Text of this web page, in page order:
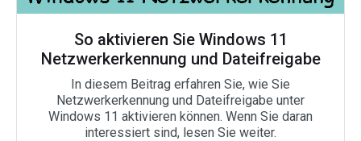
So aktivieren Sie Windows 11
Netzwerkerkennung und Dateifreigabe
In diesem Beitrag erfahren Sie, wie Sie
Netzwerkerkennung und Dateifreigabe unter
Windows 11 aktivieren können. Wenn Sie daran
interessiert sind, lesen Sie weiter.